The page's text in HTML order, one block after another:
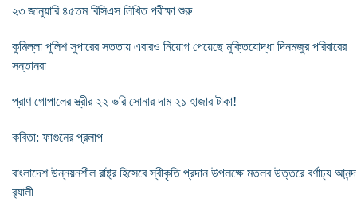
২৩ জানুয়ারি ৪৫তম বিসিএস লিখিত পরীক্ষা শুরু
কুমিল্লা পুলিশ সুপারের সততায় এবারও নিয়োগ পেয়েছে মুক্তিযোদ্ধা দিনমজুর পরিবারের
সন্তানরা
প্রাণ গোপালের স্ত্রীর ২২ ভরি সোনার দাম ২১ হাজার টাকা!
কবিতা: ফাগুনের প্রলাপ
বাংলাদেশ উন্নয়নশীল রাষ্ট্র হিসেবে স্বীকৃতি প্রদান উপলক্ষে মতলব উত্তরে বর্ণাঢ্য আনন্দ
র‌্যালী